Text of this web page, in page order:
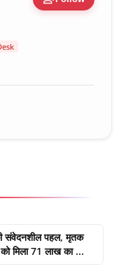
Public Figure
संवेदनशील पहल, मृतक
को मिला 71 लाख का ...